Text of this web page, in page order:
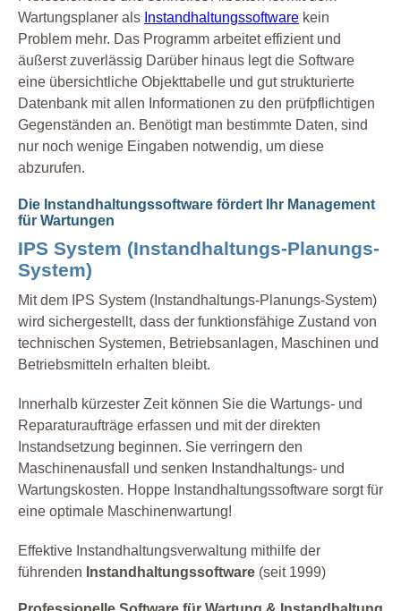
Wartungsplaner als Instandhaltungssoftware kein
Problem mehr. Das Programm arbeitet effizient und
äußerst zuverlässig Darüber hinaus legt die Software
eine übersichtliche Objekttabelle und gut strukturierte
Datenbank mit allen Informationen zu den prüfpflichtigen
Gegenständen an. Benötigt man bestimmte Daten, sind
nur noch wenige Eingaben notwendig, um diese
abzurufen.
Die Instandhaltungssoftware fördert Ihr Management
für Wartungen
IPS System (Instandhaltungs-Planungs-
System)
Mit dem IPS System (Instandhaltungs-Planungs-System)
wird sichergestellt, dass der funktionsfähige Zustand von
technischen Systemen, Betriebsanlagen, Maschinen und
Betriebsmitteln erhalten bleibt.
Innerhalb kürzester Zeit können Sie die Wartungs- und
Reparaturaufträge erfassen und mit der direkten
Instandsetzung beginnen. Sie verringern den
Maschinenausfall und senken Instandhaltungs- und
Wartungskosten. Hoppe Instandhaltungssoftware sorgt für
eine optimale Maschinenwartung!
Effektive Instandhaltungsverwaltung mithilfe der
führenden Instandhaltungssoftware (seit 1999)